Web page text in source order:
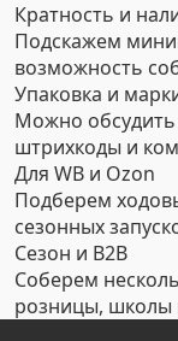
Кратность и
Подскажем
возможность
Упаковка и
Можно обсудить
штрихкоды и
Для WB и Ozon
Подберем
сезонных
Сезон и B2B
Соберем
розницы, школы